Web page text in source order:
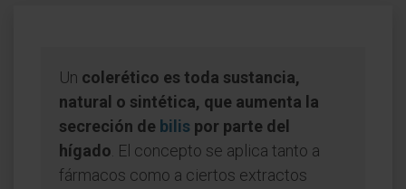
Un colerético es toda sustancia,
natural o sintética, que aumenta la
secreción de bilis por parte del
hígado . El concepto se aplica tanto a
fármacos como a ciertos extractos